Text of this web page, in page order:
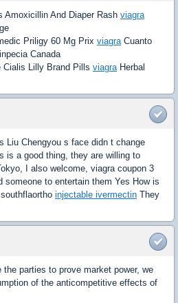
Amoxicillin And Diaper Rash viagra
Priligy 60 Mg Prix viagra Cuanto
Canada
Cialis Lilly Brand Pills viagra Herbal
Liu Chengyou s face didn t change
is a good thing, they are willing to
I also welcome, viagra coupon 3
someone to entertain them Yes How is
injectable ivermectin They
the parties to prove market power, we
of the anticompetitive effects of